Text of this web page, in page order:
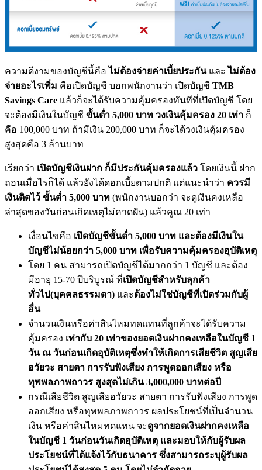
ความดีงามของบัญชีนี้คือไม่ต้องจ่ายค่าเบี้ยประกันและไม่ต้อง
จ่ายอะไรเพิ่ม คือเปิดบัญชี บอกพนักงานว่า เปิดบัญชี TMB
Savings Care แล้วก็จะได้รับความคุ้มครองทันทีที่เปิดบัญชี โดย
จะต้องมีเงินในบัญชี ขั้นต่ำ 5,000 บาท วงเงินคุ้มครอง 20 เท่า ก็
คือ 100,000 บาท ถ้ามีเงิน 200,000 บาท ก็จะได้วงเงินคุ้มครอง
สูงสุดคือ 3 ล้านบาท
เรียกว่า เปิดบัญชีเงินฝาก ก็มีประกันคุ้มครองแล้ว โดยเงินนี้ ฝาก
ถอนเมื่อไรก็ได้ แล้วยังได้ดอกเบี้ยตามปกติ แต่แนะนำว่า ควรมี
เงินติดไว้ ขั้นต่ำ 5,000 บาท (พนักงานบอกว่า จะดูเงินคงเหลือ
ล่าสุดของวันก่อนเกิดเหตุไม่คาดฝัน) แล้วคูณ 20 เท่า
เงื่อนไขคือ เปิดบัญชีขั้นต่ำ 5,000 บาท และต้องมีเงินใน
บัญชีไม่น้อยกว่า 5,000 บาท เพื่อรับความคุ้มครองอุบัติเหตุ
โดย 1 คน สามารถเปิดบัญชีได้มากกว่า 1 บัญชี และต้อง
มีอายุ 15-70 ปีบริบูรณ์ ที่เปิดบัญชีสำหรับลุกค้า
ทั่วไป(บุคคลธรรมดา) และต้องไม่ใช่บัญชีที่เปิดร่วมกับผู้
อื่น
จำนวนเงินหรือค่าสินไหมทดแทนที่ลูกค้าจะได้รับความ
คุ้มครอง เท่ากับ 20 เท่าของยอดเงินฝากคงเหลือในบัญชี 1
วัน ณ วันก่อนเกิดอุบัติเหตุซึ่งทำให้เกิดการเสียชีวิต สูญเสีย
อวัยวะ สายตา การรับฟังเสียง การพูดออกเสียง หรือ
ทุพพลภาพถาวร สูงสุดไม่เกิน 3,000,000 บาทต่อปี
กรณีเสียชีวิต สูญเสียอวัยวะ สายตา การรับฟังเสียง การพูด
ออกเสียง หรือทุพพลภาพถาวร ผลประโยชน์ที่เป็นจำนวน
เงิน หรือค่าสินไหมทดแทน จะดูจากยอดเงินฝากคงเหลือ
ในบัญชี 1 วันก่อนวันเกิดอุบัติเหตุ และมอบให้กับผู้รับผล
ประโยชน์ที่ได้แจ้งไว้กับธนาคาร ซึ่งสามารถระบุผู้รับผล